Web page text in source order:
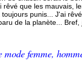
rêvé que les mauvais,
punis... J'ai
de la planète... Bref,
mode femme,